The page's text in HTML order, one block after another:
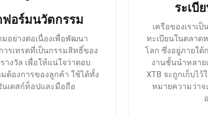
อร์มนวัตกรรม
มอย่างต่อเนื่องเพื่อพัฒนา
รเทรดที่เป็นกรรมสิทธิ์ของ
างวัล เพื่อให้แน่ใจว่าตอบ
ต้องการของลูกค้า ใช้ได้ทั้ง
นเดสก์ท็อปและมือถือ
ระเบี
เครือของเราเ
ทะเบียนในตลา
โลก ซึ่งอยู่ภายใ
งานชั้นนำหลาย
XTB จะถูกเก็บไ
หมายความว่าจ